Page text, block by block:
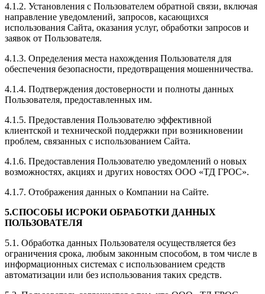
4.1.2. Установления с Пользователем обратной связи, включая
направление уведомлений, запросов, касающихся
использования Сайта, оказания услуг, обработки запросов и
заявок от Пользователя.
4.1.3. Определения места нахождения Пользователя для
обеспечения безопасности, предотвращения мошенничества.
4.1.4. Подтверждения достоверности и полноты данных
Пользователя, предоставленных им.
4.1.5. Предоставления Пользователю эффективной
клиентской и технической поддержки при возникновении
проблем, связанных с использованием Сайта.
4.1.6. Предоставления Пользователю уведомлений о новых
возможностях, акциях и других новостях ООО «ТД ГРОС».
4.1.7. Отображения данных о Компании на Сайте.
5.СПОСОБЫ ИСРОКИ ОБРАБОТКИ ДАННЫХ
ПОЛЬЗОВАТЕЛЯ
5.1. Обработка данных Пользователя осуществляется без
ограничения срока, любым законным способом, в том числе в
информационных системах с использованием средств
автоматизации или без использования таких средств.